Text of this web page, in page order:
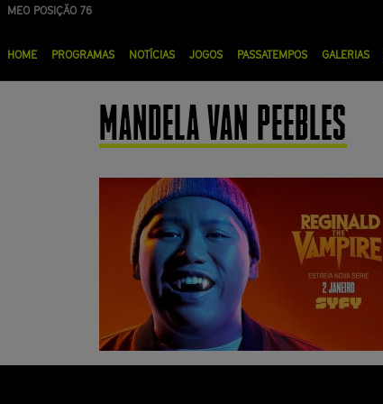
Passar
MEO POSIÇÃO 76
principal
HOME PROGRAMAS NOTÍCIAS JOGOS PASSATEMPOS GALERIAS
MANDELA VAN PEEBLES